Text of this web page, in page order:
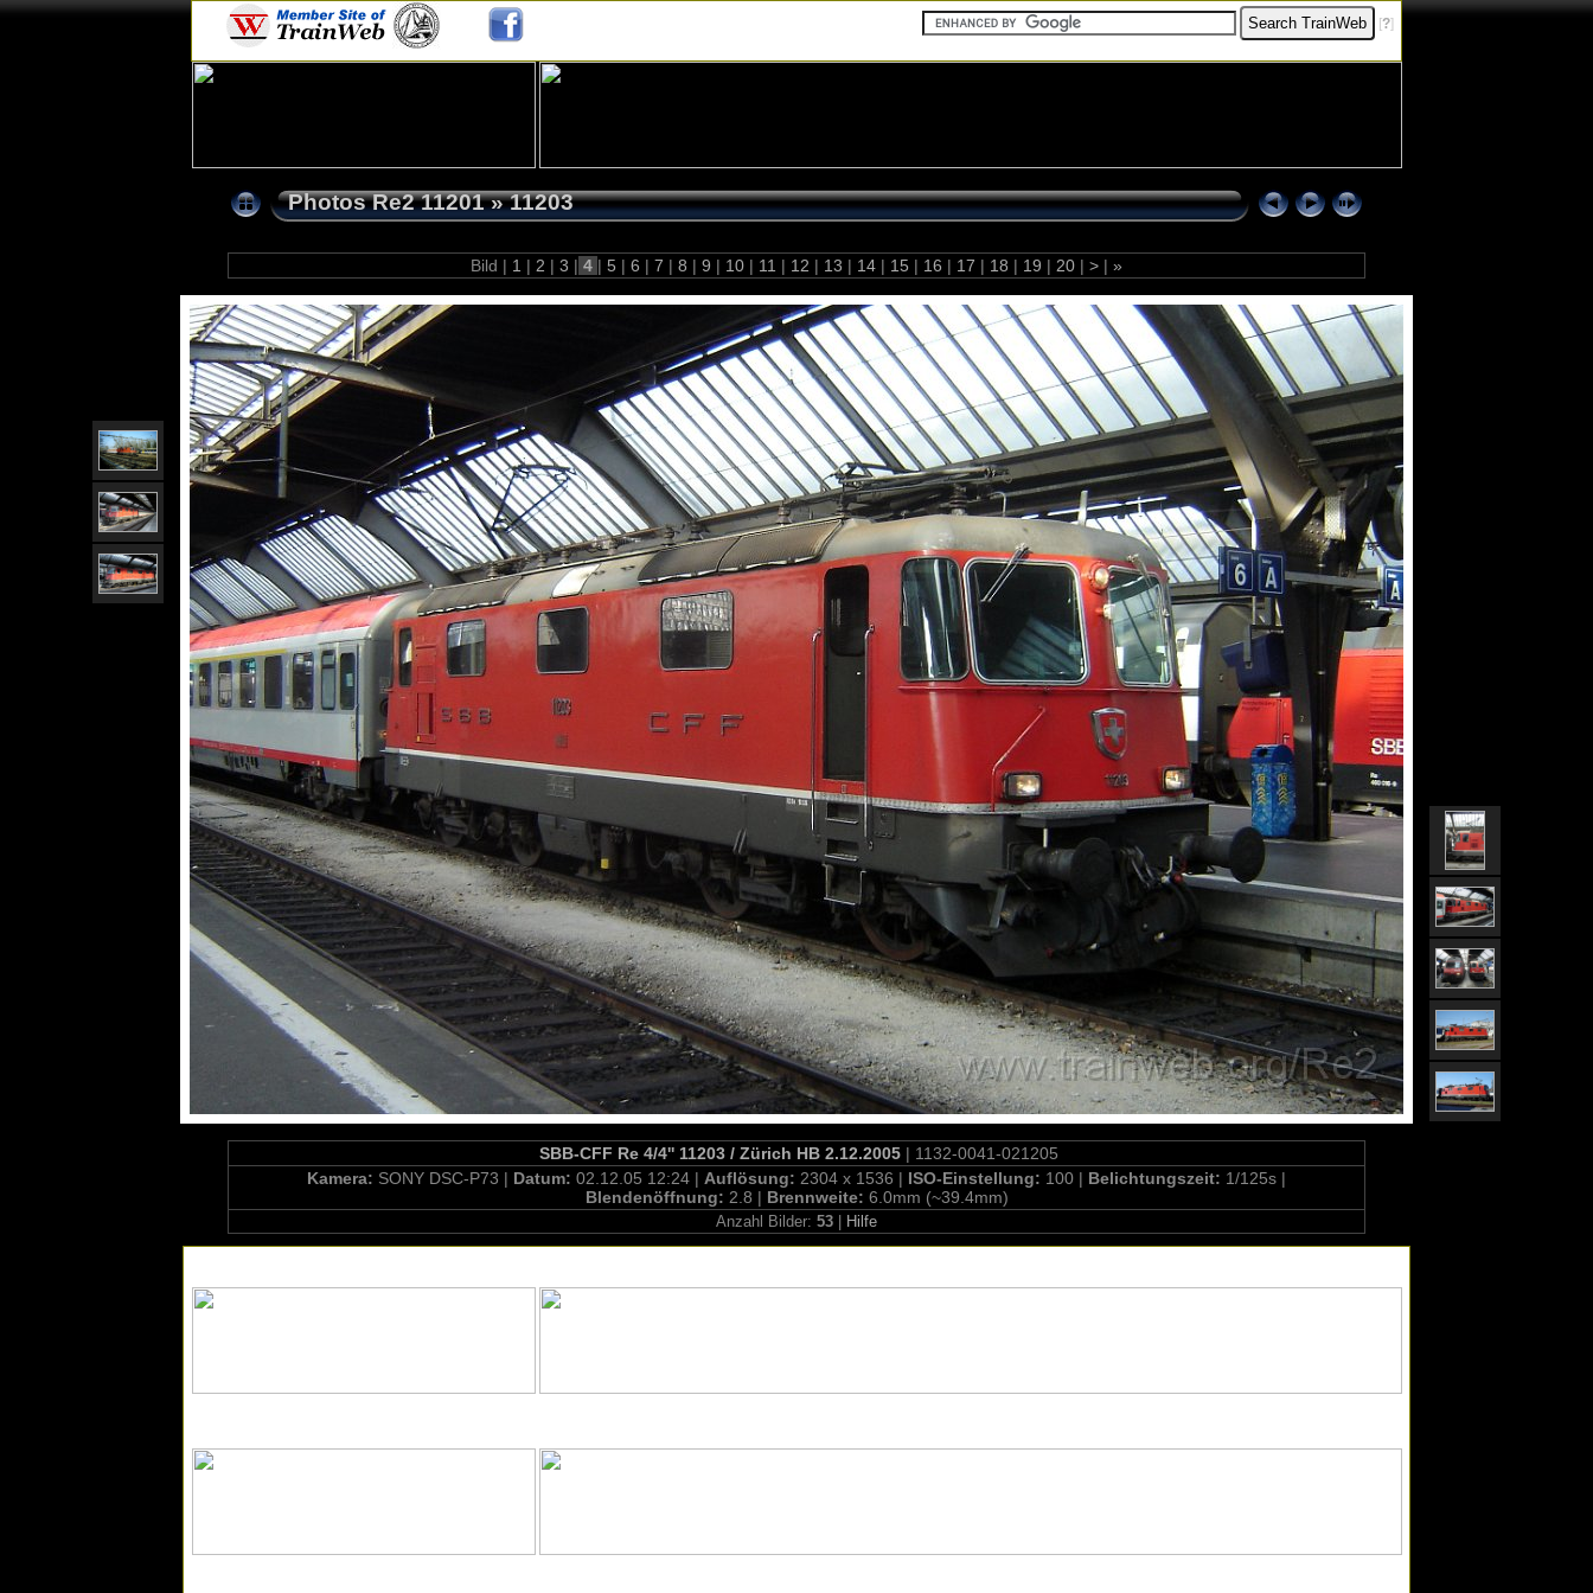
[?]
Photos Re2 11201»11203
Bild | 1 | 2 | 3 | 4 | 5 | 6 | 7 | 8 | 9 | 10 | 11 | 12 | 13 | 14 | 15 | 16 | 17 | 18 | 19 | 20 | > | »
SBB-CFF Re 4/4'' 11203 / Zürich HB 2.12.2005 | 1132-0041-021205
Kamera: SONY DSC-P73 | Datum: 02.12.05 12:24 | Auflösung: 2304 x 1536 | ISO-Einstellung: 100 | Belichtungszeit: 1/125s |
Blendenöffnung: 2.8 | Brennweite: 6.0mm (~39.4mm)
Anzahl Bilder: 53 Hilfe